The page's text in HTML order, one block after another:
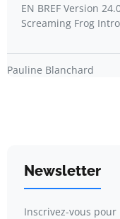
EN BREF Version
Screaming Frog
Pauline Blanchard
Newsletter
Inscrivez-vous